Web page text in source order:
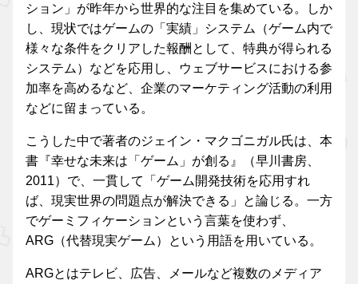
ション」が昨年から世界的な注目を集めている。しか
し、現状ではゲームの「実績」システム（ゲーム内で
様々な条件をクリアした報酬として、特典が得られる
システム）などを応用し、ウェブサービスにおける参
加率を高めるなど、企業のマーケティング活動の利用
などに留まっている。
こうした中で著者のジェイン・マクゴニガル氏は、本
書『幸せな未来は「ゲーム」が創る』（早川書房、
2011）で、一貫して「ゲーム開発技術を応用すれ
ば、現実世界の問題点が解決できる」と論じる。一方
でゲーミフィケーションという言葉を使わず、
ARG（代替現実ゲーム）という用語を用いている。
ARGとはテレビ、広告、メールなど複数のメディア